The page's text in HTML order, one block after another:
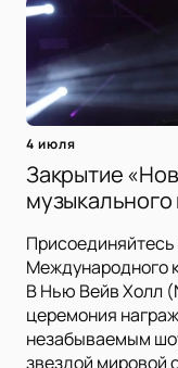
4 июля
Закрытие
музыкального
Международного
В Нью Вейв Холл
церемония
незабываемым
звездой мировой